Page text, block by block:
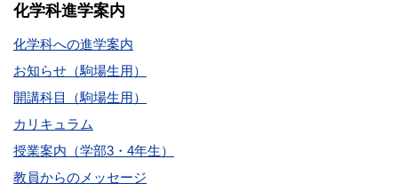
化学科進学案内
化学科への進学案内
お知らせ（駒場生用）
開講科目（駒場生用）
カリキュラム
授業案内（学部3・4年生）
教員からのメッセージ